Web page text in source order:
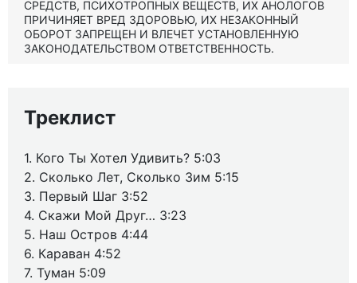
СРЕДСТВ, ПСИХОТРОПНЫХ ВЕЩЕСТВ, ИХ АНОЛОГОВ
ПРИЧИНЯЕТ ВРЕД ЗДОРОВЬЮ, ИХ НЕЗАКОННЫЙ
ОБОРОТ ЗАПРЕЩЕН И ВЛЕЧЕТ УСТАНОВЛЕННУЮ
ЗАКОНОДАТЕЛЬСТВОМ ОТВЕТСТВЕННОСТЬ.
Треклист
1. Кого Ты Хотел Удивить? 5:03
2. Сколько Лет, Сколько Зим 5:15
3. Первый Шаг 3:52
4. Скажи Мой Друг… 3:23
5. Наш Остров 4:44
6. Караван 4:52
7. Туман 5:09